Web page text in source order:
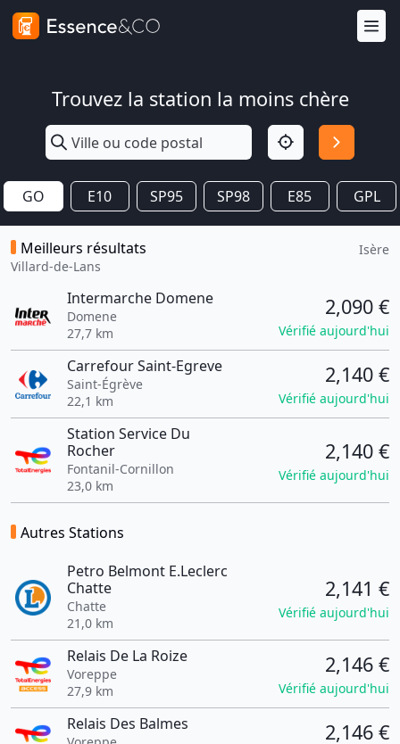
Trouvez la station la moins chère
GO E10 SP95 SP98 E85 GPL
Meilleurs résultats
Villard-de-Lans
Isère
Intermarche Domene
Domene
27,7 km
2,090 €
Vérifié aujourd'hui
Carrefour Saint-Egreve
Saint-Égrève
22,1 km
2,140 €
Vérifié aujourd'hui
Station Service Du
Rocher
Fontanil-Cornillon
23,0 km
2,140 €
Vérifié aujourd'hui
Autres Stations
Petro Belmont E.Leclerc
Chatte
Chatte
21,0 km
2,141 €
Vérifié aujourd'hui
Relais De La Roize
Voreppe
27,9 km
2,146 €
Vérifié aujourd'hui
Relais Des Balmes 2,146 €